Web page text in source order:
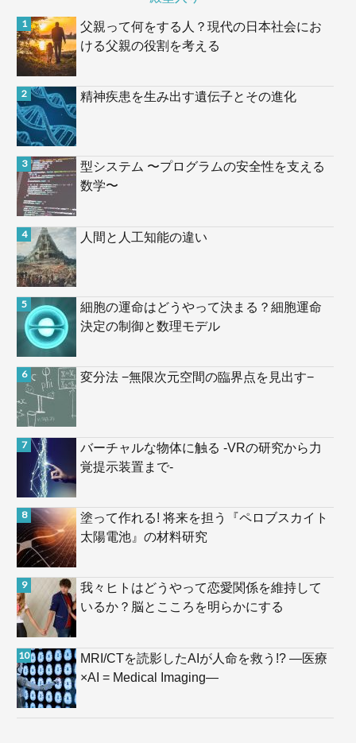
父親って何をする人？現代の日本社会にお
ける父親の役割を考える
精神疾患を生み出す遺伝子とその進化
型システム 〜プログラムの安全性を支える
数学〜
人間と人工知能の違い
細胞の運命はどうやって決まる？細胞運命
決定の制御と数理モデル
変分法 −無限次元空間の臨界点を見出す−
バーチャルな物体に触る -VRの研究から力
覚提示装置まで-
塗って作れる! 将来を担う『ペロブスカイト
太陽電池』の材料研究
我々ヒトはどうやって恋愛関係を維持して
いるか？脳とこころを明らかにする
MRI/CTを読影したAIが人命を救う!? —医療
×AI = Medical Imaging—